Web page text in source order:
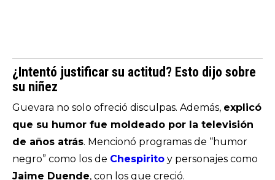
¿Intentó justificar su actitud? Esto dijo sobre
su niñez
Guevara no solo ofreció disculpas. Además, explicó
que su humor fue moldeado por la televisión
de años atrás. Mencionó programas de “humor
negro” como los de Chespirito y personajes como
Jaime Duende, con los que creció.